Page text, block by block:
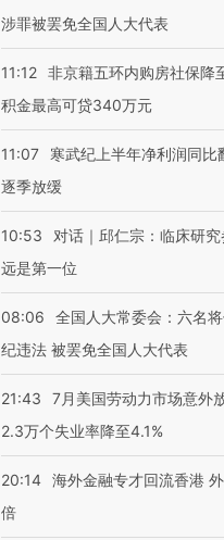
涉罪被罢免全国人大代表
11:12 非京籍五环内购房社保降
积金最高可贷340万元
11:07
寒武纪上半年净利润同比
逐季放缓
10:53
对话｜邱仁宗：临床研
远是第一位
08:06
全国人大常委会：六名
纪违法 被罢免全国人大代表
21:43
7月美国劳动力市场意外
2.3万个失业率降至4.1%
20:14 海外金融专才回流香港
倍